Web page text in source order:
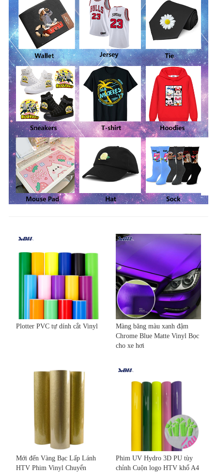
Plotter PVC tự dính cắt Vinyl
Màng băng màu xanh đậm
Chrome Blue Matte Vinyl Bọc
cho xe hơi
Mới đến Vàng Bạc Lấp Lánh
HTV Phim Vinyl Chuyển
Phim UV Hydro 3D PU tùy
chỉnh Cuộn logo HTV khổ A4